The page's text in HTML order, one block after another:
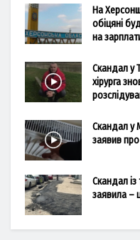
На
обіцяні
на
Скандал у
хірурга
Скандал у
заявив
Скандал
заявила –